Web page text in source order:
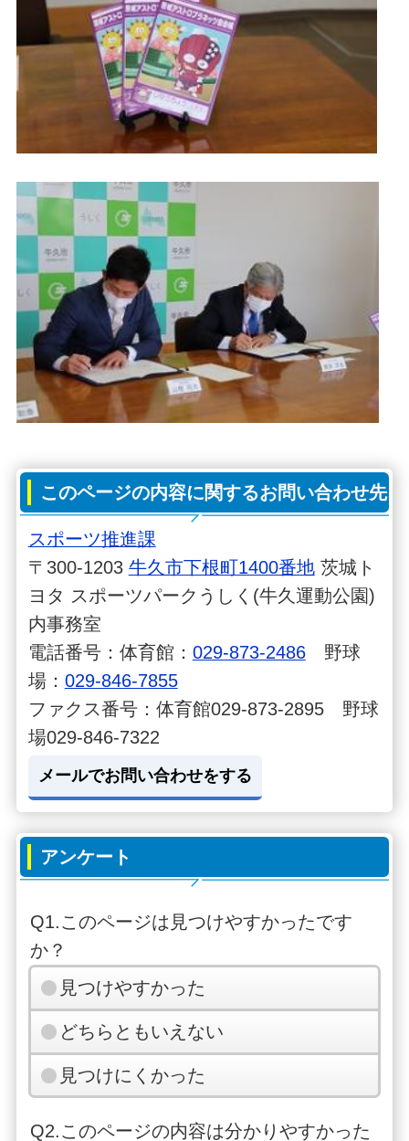
このページの内容に関するお問い合わせ先
スポーツ推進課
〒300-1203 牛久市下根町1400番地茨城ト
ヨタ スポーツパークうしく(牛久運動公園)
内事務室
電話番号：体育館： 029-873-2486野球
場： 029-846-7855
ファクス番号：体育館029-873-2895 野球
場029-846-7322
メールでお問い合わせをする
アンケート
Q1.このページは見つけやすかったです
か？
見つけやすかった
どちらともいえない
見つけにくかった
Q2.このページの内容は分かりやすかった